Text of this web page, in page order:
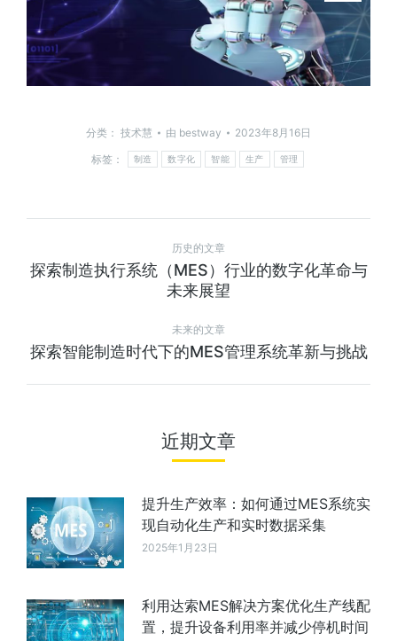
分类： 技术慧 由 bestway
2023年8月16日
标签：
制造 数字化 智能 生产 管理
历史的文章
探索制造执行系统（MES）行业的数字化革命与
未来展望
未来的文章
探索智能制造时代下的MES管理系统革新与挑战
近期文章
提升生产效率：如何通过MES系统实
现自动化生产和实时数据采集
2025年1月23日
利用达索MES解决方案优化生产线配
置，提升设备利用率并减少停机时间